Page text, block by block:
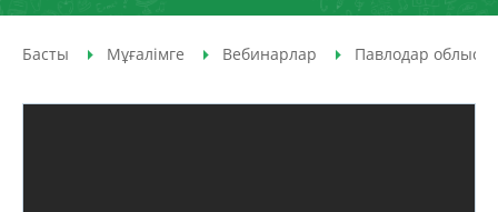
Басты Мұғалімге Вебинарлар Павлодар облысы